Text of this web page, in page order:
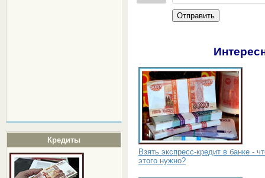
Кредиты
Отправить
Взять экспресс-кредит в банке -
этого нужно?